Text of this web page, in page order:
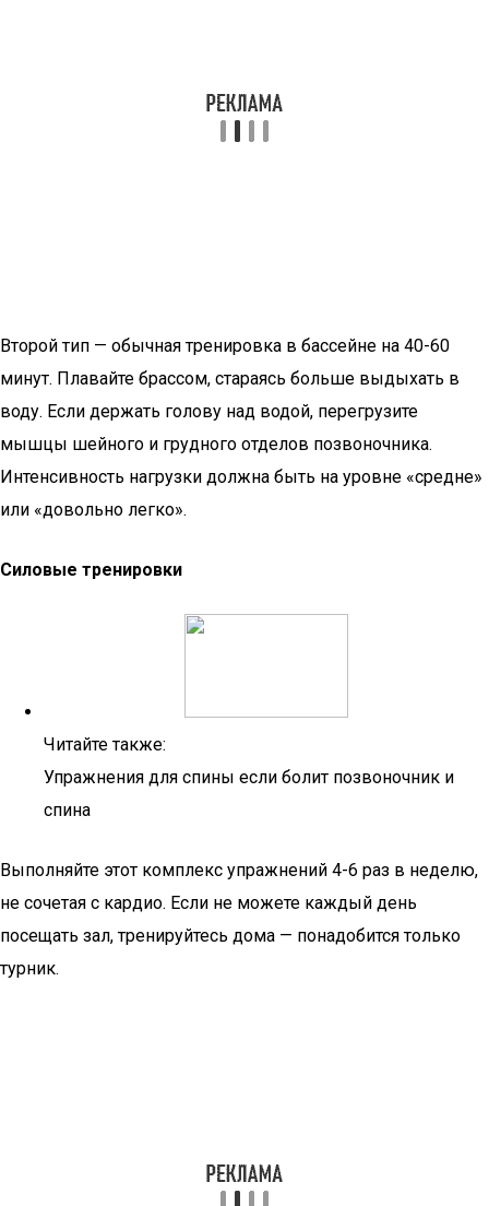
Второй тип — обычная тренировка в бассейне на 40-60
минут. Плавайте брассом, стараясь больше выдыхать в
воду. Если держать голову над водой, перегрузите
мышцы шейного и грудного отделов позвоночника.
Интенсивность нагрузки должна быть на уровне «средне»
или «довольно легко».
Силовые тренировки
Читайте также:
Упражнения для спины если болит позвоночник и
спина
Выполняйте этот комплекс упражнений 4-6 раз в неделю,
не сочетая с кардио. Если не можете каждый день
посещать зал, тренируйтесь дома — понадобится только
турник.